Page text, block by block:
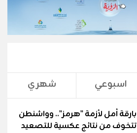
اسبوعي شهري
بارقة أمل لأزمة "هرمز".. وواشنطن
تتخوف من نتائج عكسية للتصعيد